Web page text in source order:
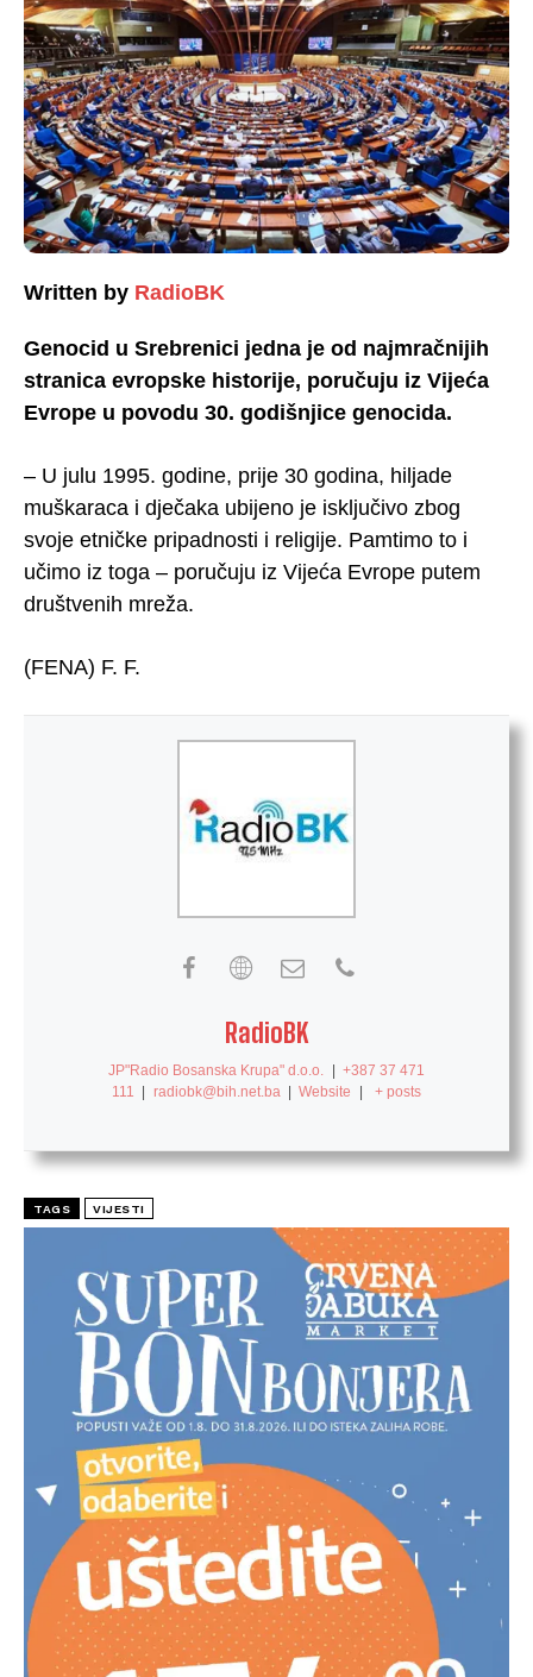
Written by RadioBK
Genocid u Srebrenici jedna je od najmračnijih
stranica evropske historije, poručuju iz Vijeća
Evrope u povodu 30. godišnjice genocida.
– U julu 1995. godine, prije 30 godina, hiljade
muškaraca i dječaka ubijeno je isključivo zbog
svoje etničke pripadnosti i religije. Pamtimo to i
učimo iz toga – poručuju iz Vijeća Evrope putem
društvenih mreža.
(FENA) F. F.
RadioBK
JP"Radio Bosanska Krupa" d.o.o. | +387 37 471
111
| radiobk@bih.net.ba | Website | + posts
TAGS VIJESTI